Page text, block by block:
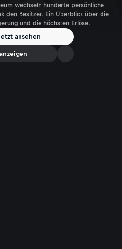
wechseln hunderte persönliche
den Besitzer. Ein Überblick über die
und die höchsten Erlöse.
ansehen